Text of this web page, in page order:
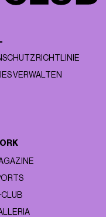
VERWALTEN
CLUB